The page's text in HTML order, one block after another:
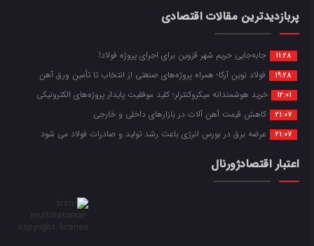
پربازدیدترین مقالات اقتصادی
11:28 جابه‌جایی حریم شهر قزوین برای اجرای پروژه فولاد!
19:28 فولاد نوین آرکا؛ همراه پروژه‌های صنعتی از انتخاب تا تأمین ورق آهن
12:01 خرید هوشمندانه میکروکنترلر؛ کلید موفقیت پایدار پروژه‌های الکترونیکی
21:07 کاهش قیمت آهن آلات در بازارهای داخلی و خارجی
21:07 عرضه برق در بورس انرژی باعث رشد تولید و صادرات فولاد می شود
اعتبار اقتصادژورنال